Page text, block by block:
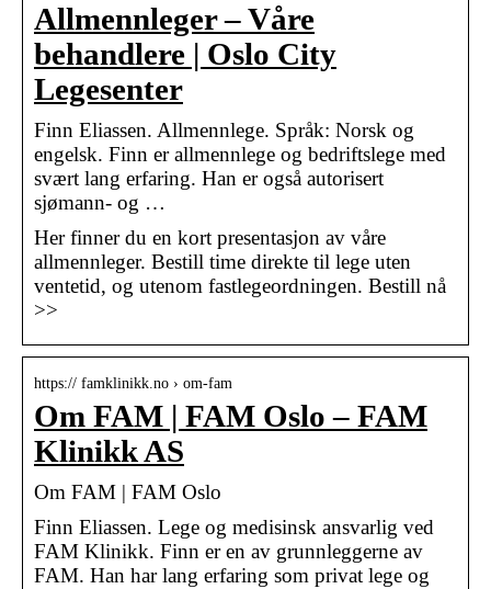
Allmennleger – Våre
behandlere | Oslo City
Legesenter
Finn Eliassen. Allmennlege. Språk: Norsk og
engelsk. Finn er allmennlege og bedriftslege med
svært lang erfaring. Han er også autorisert
sjømann- og …
Her finner du en kort presentasjon av våre
allmennleger. Bestill time direkte til lege uten
ventetid, og utenom fastlegeordningen. Bestill nå
>>
https:// famklinikk.no › om-fam
Om FAM | FAM Oslo – FAM
Klinikk AS
Om FAM | FAM Oslo
Finn Eliassen. Lege og medisinsk ansvarlig ved
FAM Klinikk. Finn er en av grunnleggerne av
FAM. Han har lang erfaring som privat lege og